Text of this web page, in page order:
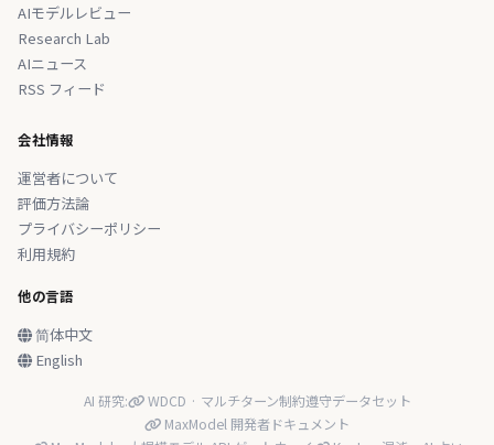
AIモデルレビュー
Research Lab
AIニュース
RSS フィード
会社情報
運営者について
評価方法論
プライバシーポリシー
利用規約
他の言語
简体中文
English
AI 研究:
WDCD · マルチターン制約遵守データセット
MaxModel 開発者ドキュメント